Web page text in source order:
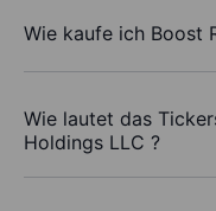
Wie kaufe ich Boost
Wie lautet das
Holdings LLC ?